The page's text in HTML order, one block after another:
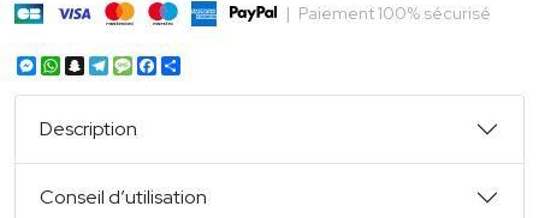
| Paiement 100% sécurisé
Messenger
WhatsApp
Snapchat
Telegram
Message
Facebook
Description
Conseil d’utilisation